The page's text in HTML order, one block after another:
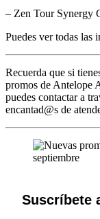
– Zen Tour Synergy
Puedes ver todas las
Recuerda que si
promos de Antelope
puedes contactar a
encantad@s de
Suscríbete